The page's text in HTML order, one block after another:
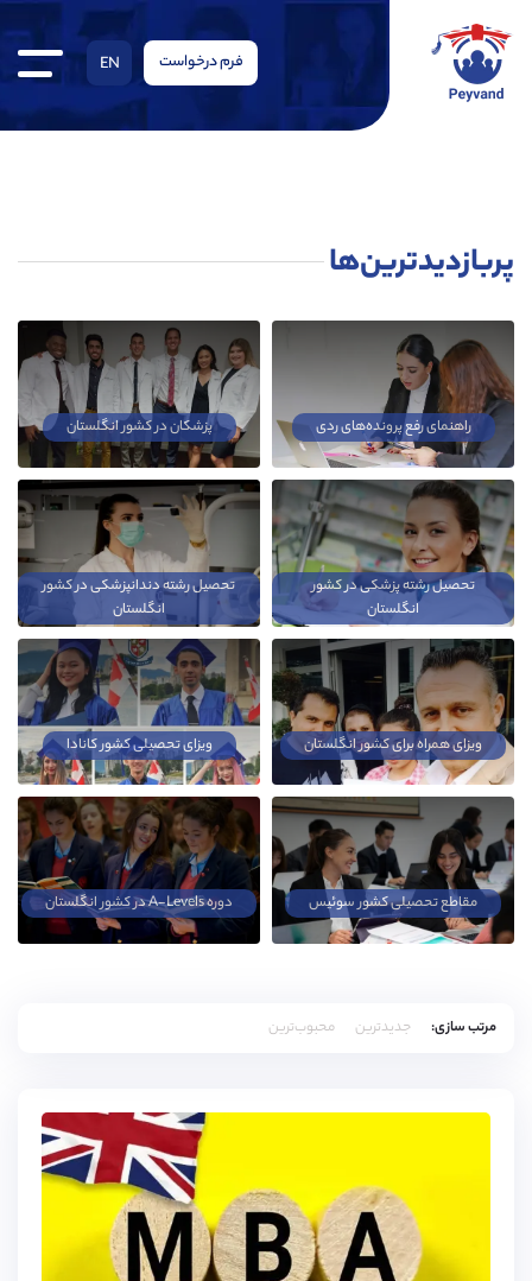
فرم درخواست EN
پربازدیدترین‌ها
راهنمای رفع پرونده‌های ردی پزشکان در کشور انگلستان
تحصیل رشته پزشکی در کشور
انگلستان
تحصیل رشته دندانپزشکی در کشور
انگلستان
ویزای همراه برای کشور انگلستان ویزای تحصیلی کشور کانادا
مقاطع تحصیلی کشور سوئیس دوره A-Levels در کشور انگلستان
مرتب سازی: جدیدترین محبوب‌ترین